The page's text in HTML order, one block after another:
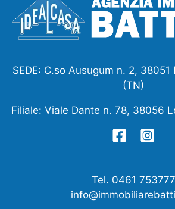
SEDE: C.so Ausugum n. 2, 38051
(TN)
Filiale: Viale Dante n. 78, 38056
Tel. 0461 753777